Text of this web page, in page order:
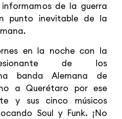
de la guerra
punto inevitable de la
en la noche con la
de los
banda Alemana de
a Querétaro por ese
y sus cinco músicos
Soul y Funk. ¡No